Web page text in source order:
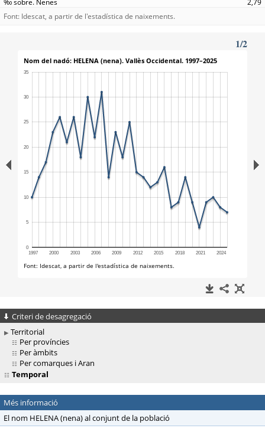
2,79
Font: Idescat, a partir de l'estadística de naixements.
Criteri de desagregació
Territorial
Per províncies
Per àmbits
Per comarques i Aran
Temporal
Més informació
El nom HELENA (nena) al conjunt de la població